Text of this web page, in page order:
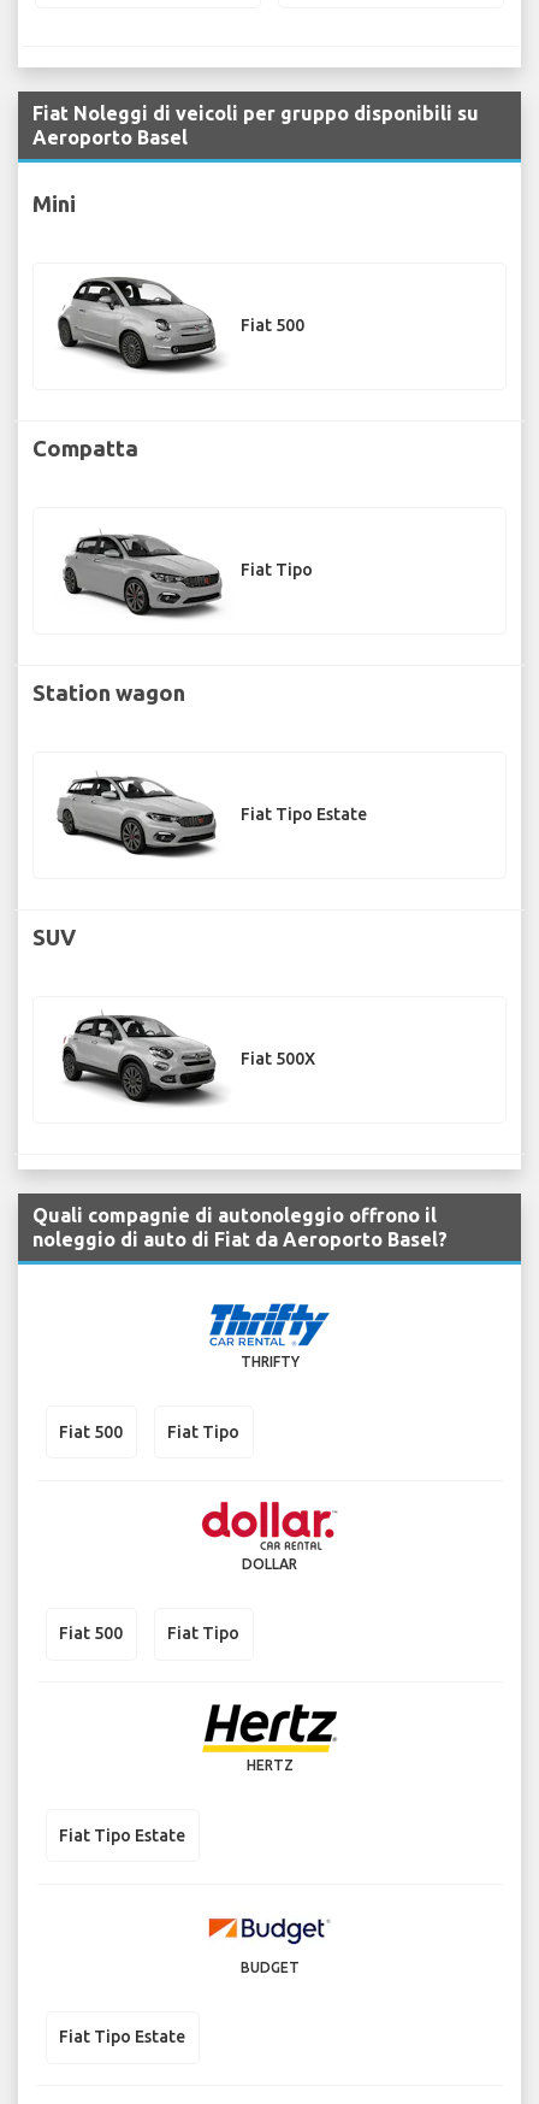
Fiat Noleggi di veicoli per gruppo disponibili su
Aeroporto Basel
Mini
Fiat 500
Compatta
Fiat Tipo
Station wagon
Fiat Tipo Estate
SUV
Fiat 500X
Quali compagnie di autonoleggio offrono il
noleggio di auto di Fiat da Aeroporto Basel?
THRIFTY
Fiat 500 Fiat Tipo
DOLLAR
Fiat 500 Fiat Tipo
HERTZ
Fiat Tipo Estate
BUDGET
Fiat Tipo Estate